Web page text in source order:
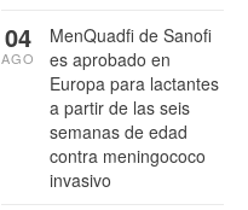
MenQuadfi de Sanofi
es aprobado en
Europa para lactantes
a partir de las seis
semanas de edad
contra meningococo
invasivo
04
AGO